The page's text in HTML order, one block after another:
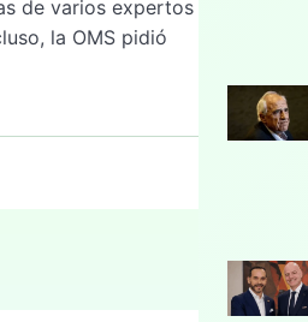
de varios expertos
la OMS pidió